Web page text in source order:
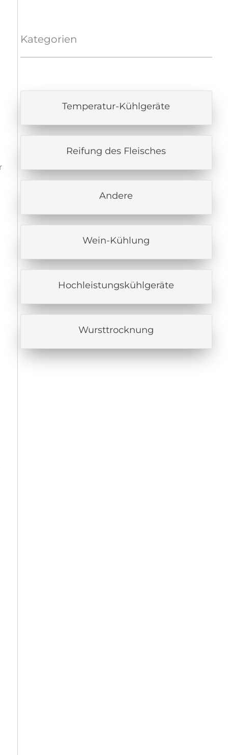
Kategorien
Temperatur-Kühlgeräte
Reifung des Fleisches
Andere
Wein-Kühlung
Hochleistungskühlgeräte
Wursttrocknung